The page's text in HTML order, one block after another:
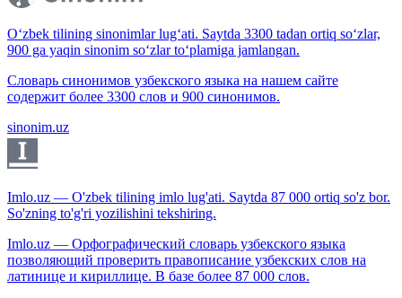
O‘zbek tilining sinonimlar lug‘ati. Saytda 3300 tadan ortiq so‘zlar,
900 ga yaqin sinonim so‘zlar to‘plamiga jamlangan.
Словарь синонимов узбекского языка на нашем сайте
содержит более 3300 слов и 900 синонимов.
sinonim.uz
Imlo.uz — O'zbek tilining imlo lug'ati. Saytda 87 000 ortiq so'z bor.
So'zning to'g'ri yozilishini tekshiring.
Imlo.uz — Орфографический словарь узбекского языка
позволяющий проверить правописание узбекских слов на
латинице и кириллице. В базе более 87 000 слов.